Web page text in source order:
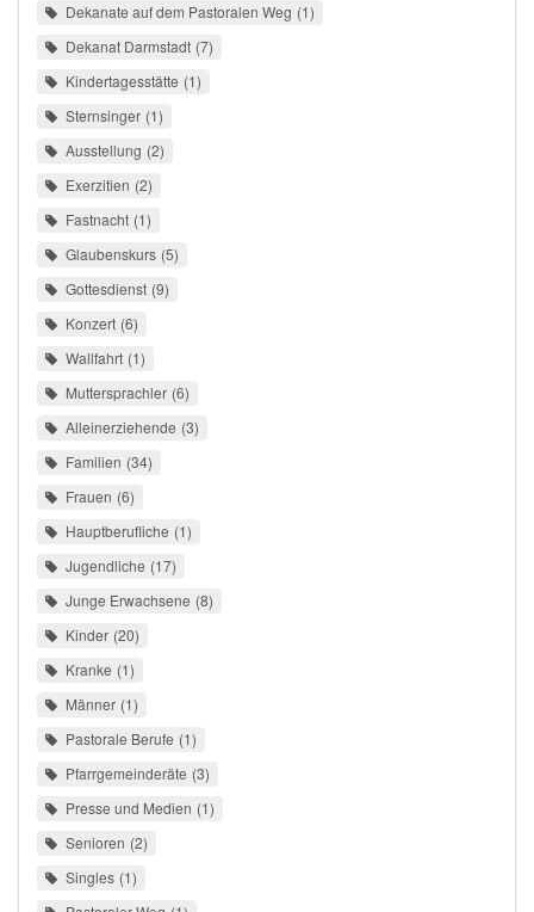
Dekanate auf dem Pastoralen Weg 1
Dekanat Darmstadt 7
Kindertagesstätte 1
Sternsinger 1
Ausstellung 2
Exerzitien 2
Fastnacht 1
Glaubenskurs 5
Gottesdienst 9
Konzert 6
Wallfahrt 1
Muttersprachler 6
Alleinerziehende 3
Familien 34
Frauen 6
Hauptberufliche 1
Jugendliche 17
Junge Erwachsene 8
Kinder 20
Kranke 1
Männer 1
Pastorale Berufe 1
Pfarrgemeinderäte 3
Presse und Medien 1
Senioren 2
Singles 1